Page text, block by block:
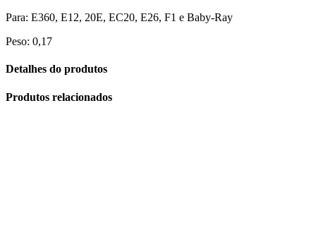
Para: E360, E12, 20E, EC20, E26, F1 e Baby-Ray
Peso: 0,17
Detalhes do produtos
Produtos relacionados